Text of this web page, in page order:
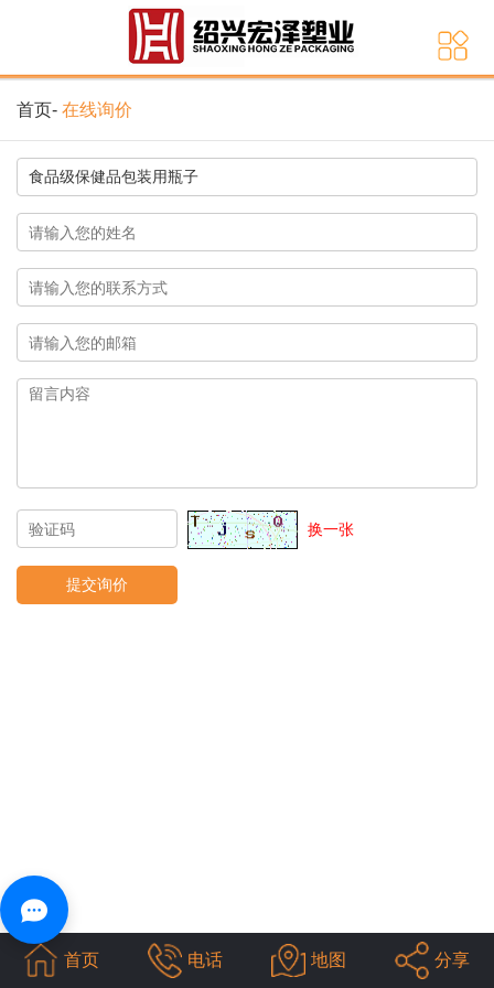
首页- 在线询价
换一张
首页 电话 地图 分享